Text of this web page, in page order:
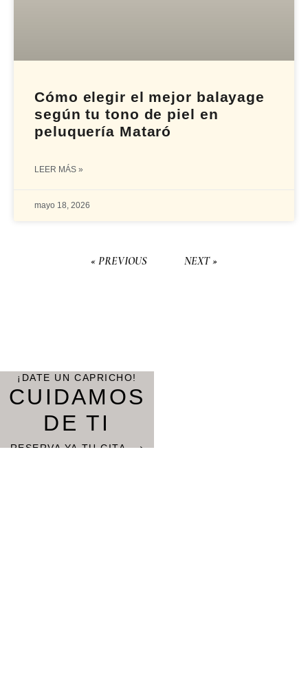
Cómo elegir el mejor balayage
según tu tono de piel en
peluquería Mataró
LEER MÁS »
mayo 18, 2026
« PREVIOUS NEXT »
¡DATE UN CAPRICHO!
CUIDAMOS
DE TI
RESERVA YA TU CITA ⟶